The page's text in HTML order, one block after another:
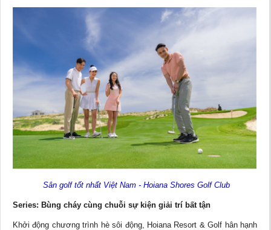
Sân golf tốt nhất Việt Nam - Hoiana Shores Golf Club
Series: Bùng cháy cùng chuỗi sự kiện giải trí bất tận
Khởi động chương trình hè sôi động, Hoiana Resort & Golf hân hạnh